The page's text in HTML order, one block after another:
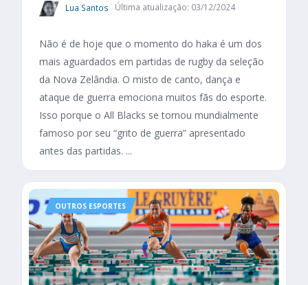
Lua Santos Última atualização: 03/12/2024
Não é de hoje que o momento do haka é um dos
mais aguardados em partidas de rugby da seleção
da Nova Zelândia. O misto de canto, dança e
ataque de guerra emociona muitos fãs do esporte.
Isso porque o All Blacks se tornou mundialmente
famoso por seu “grito de guerra” apresentado
antes das partidas. ...
OUTROS ESPORTES